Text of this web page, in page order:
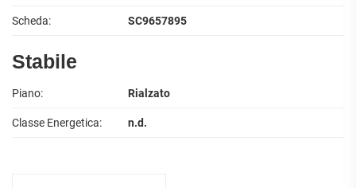
Scheda: SC9657895
Stabile
Piano: Rialzato
Classe Energetica: n.d.